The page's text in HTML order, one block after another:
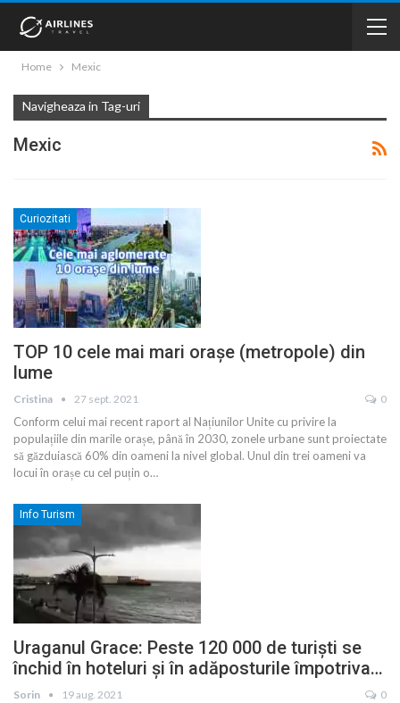
Home Mexic
Navigheaza in Tag-uri
Mexic
Curiozitati
TOP 10 cele mai mari orașe (metropole) din
lume
Cristina 27 sept. 2021 0
Conform celui mai recent raport al Națiunilor Unite cu privire la
populațiile din marile orașe, până în 2030, zonele urbane sunt proiectate
să găzduiască 60% din oameni la nivel global. Unul din trei oameni va
locui în orașe cu cel puțin o…
Info Turism
Uraganul Grace: Peste 120 000 de turiști se
închid în hoteluri și în adăposturile împotriva…
Sorin 19 aug. 2021 0